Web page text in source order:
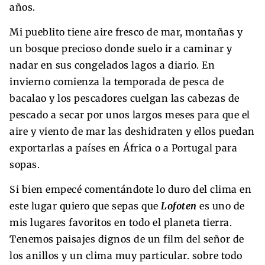
años.
Mi pueblito tiene aire fresco de mar, montañas y
un bosque precioso donde suelo ir a caminar y
nadar en sus congelados lagos a diario. En
invierno comienza la temporada de pesca de
bacalao y los pescadores cuelgan las cabezas de
pescado a secar por unos largos meses para que el
aire y viento de mar las deshidraten y ellos puedan
exportarlas a países en África o a Portugal para
sopas.
Si bien empecé comentándote lo duro del clima en
este lugar quiero que sepas que Lofoten es uno de
mis lugares favoritos en todo el planeta tierra.
Tenemos paisajes dignos de un film del señor de
los anillos y un clima muy particular. sobre todo